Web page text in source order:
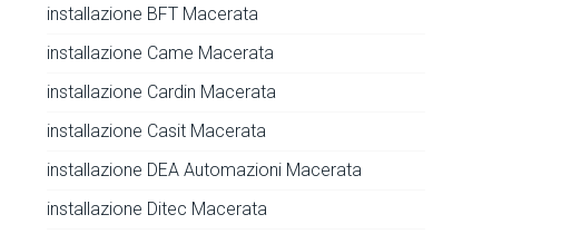
installazione BFT Macerata
installazione Came Macerata
installazione Cardin Macerata
installazione Casit Macerata
installazione DEA Automazioni Macerata
installazione Ditec Macerata